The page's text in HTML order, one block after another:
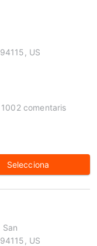
US
1002 comentaris
Selecciona
US